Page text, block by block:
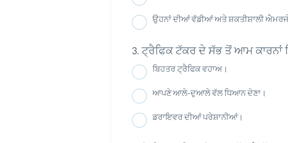
ਉਹਨਾਂ ਦੀਆਂ ਵੱਡੀਆਂ ਅਤੇ ਸ਼ਕਤੀਸ਼ਾਲੀ
ਟ੍ਰੈਫਿਕ ਟੱਕਰ ਦੇ ਸੱਭ ਤੋਂ ਆਮ ਕਾਰਨਾਂ
ਬਿਹਤਰ ਟ੍ਰੈਫਿਕ ਵਹਾਅ।
ਆਪਣੇ ਆਲੇ-ਦੁਆਲੇ ਵੱਲ ਧਿਆਨ ਦੇਣਾ।
ਡਰਾਇਵਰ ਦੀਆਂ ਪਰੇਸ਼ਾਨੀਆਂ।